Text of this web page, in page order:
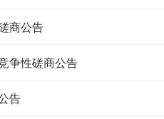
商公告
争性磋商公告
告